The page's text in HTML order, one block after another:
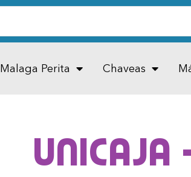
Malaga Perita Chaveas
Unicaja